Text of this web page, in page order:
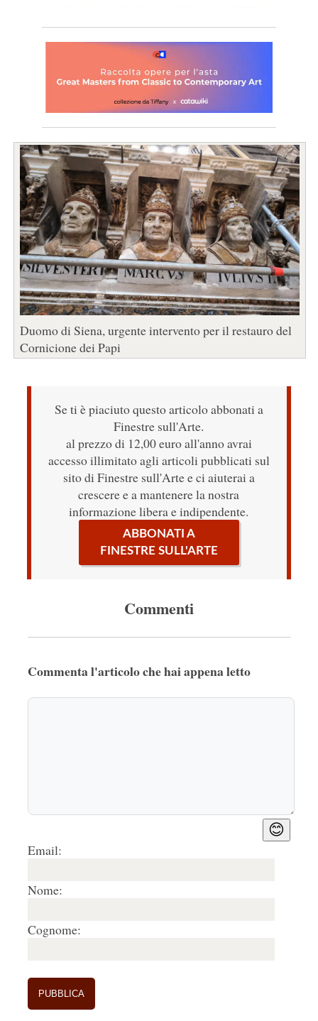
Duomo di Siena, urgente intervento per il restauro del
Cornicione dei Papi
Se ti è piaciuto questo articolo abbonati a
Finestre sull'Arte.
al prezzo di 12,00 euro all'anno avrai
accesso illimitato agli articoli pubblicati sul
sito di Finestre sull'Arte e ci aiuterai a
crescere e a mantenere la nostra
informazione libera e indipendente.
ABBONATI A
FINESTRE SULL'ARTE
Commenti
Commenta l'articolo che hai appena letto
😊
Email:
Nome:
Cognome: